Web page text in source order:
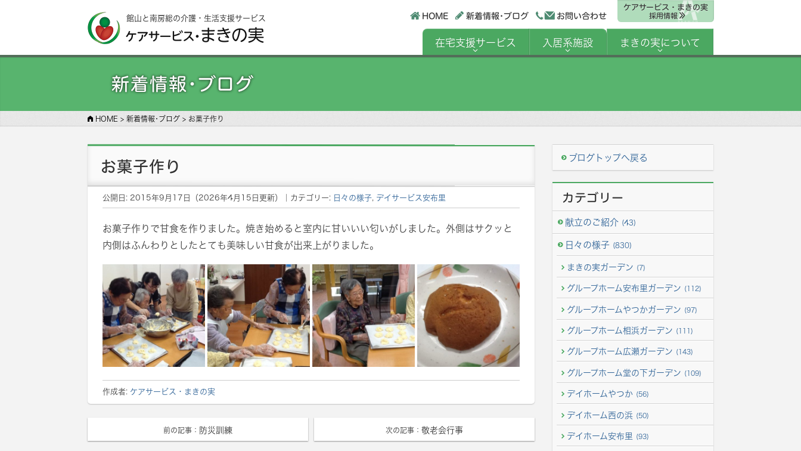
館山と南房総の介護・生活支援サービス HOME 新着情報･ブログ お問い合わせ
ケアサービス・まきの実
採用情報
在宅支援サービス 入居系施設 まきの実について
新着情報･ブログ
HOME > 新着情報･ブログ > お菓子作り
お菓子作り
公開日: 2015年9月17日 （2026年4月15日更新） ｜カテゴリー: 日々の様子, デイサービス安布里
お菓子作りで甘食を作りました。焼き始めると室内に甘いいい匂いがしました。外側はサクッと
内側はふんわりとしたとても美味しい甘食が出来上がりました。
作成者: ケアサービス・まきの実
前の記事： 防災訓練 次の記事： 敬老会行事
ブログトップへ戻る
カテゴリー
献立のご紹介 (43)
日々の様子 (830)
まきの実ガーデン (7)
グループホーム安布里ガーデン (112)
グループホームやつかガーデン (97)
グループホーム相浜ガーデン (111)
グループホーム広瀬ガーデン (143)
グループホーム堂の下ガーデン (109)
デイホームやつか (56)
デイホーム西の浜 (50)
デイホーム安布里 (93)